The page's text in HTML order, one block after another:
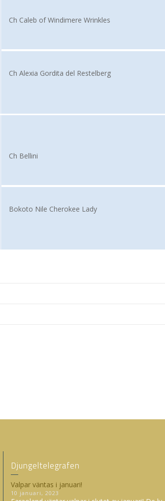
Ch Caleb of Windimere Wrinkles
Ch Alexia Gordita del Restelberg
Ch Bellini
Bokoto Nile Cherokee Lady
Djungeltelegrafen
Valpar väntas i januari!
10 januari, 2023